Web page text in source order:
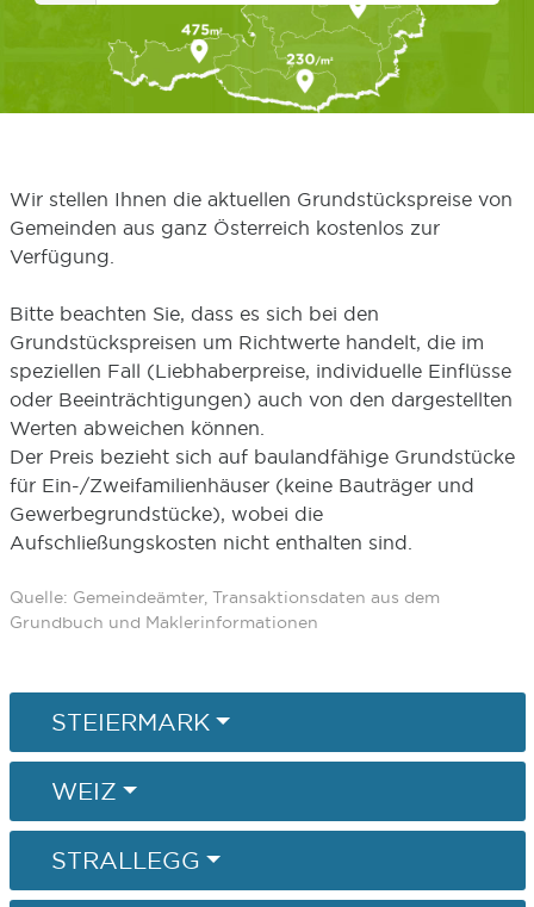
Wir stellen Ihnen die aktuellen Grundstückspreise von
Gemeinden aus ganz Österreich kostenlos zur
Verfügung.
Bitte beachten Sie, dass es sich bei den
Grundstückspreisen um Richtwerte handelt, die im
speziellen Fall (Liebhaberpreise, individuelle Einflüsse
oder Beeinträchtigungen) auch von den dargestellten
Werten abweichen können.
Der Preis bezieht sich auf baulandfähige Grundstücke
für Ein-/Zweifamilienhäuser (keine Bauträger und
Gewerbegrundstücke), wobei die
Aufschließungskosten nicht enthalten sind.
Quelle: Gemeindeämter, Transaktionsdaten aus dem
Grundbuch und Maklerinformationen
STEIERMARK
WEIZ
STRALLEGG